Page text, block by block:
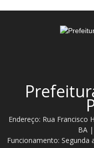
Endereço: Rua Francisco
BA |
Funcionamento: Segunda